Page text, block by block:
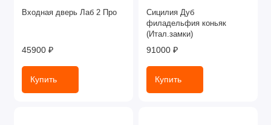
Входная дверь Лаб 2 Про
45900 ₽
Купить
Сицилия Дуб
филадельфия коньяк
(Итал.замки)
91000 ₽
Купить